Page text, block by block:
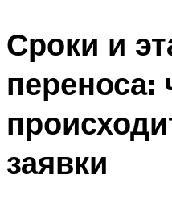
Сроки и
переноса:
заявки